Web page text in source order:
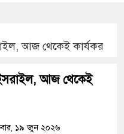
মির্জা
আজ থেকেই কার্যকর
ইসরাইল, আজ থেকেই
১৯ জুন ২০২৬